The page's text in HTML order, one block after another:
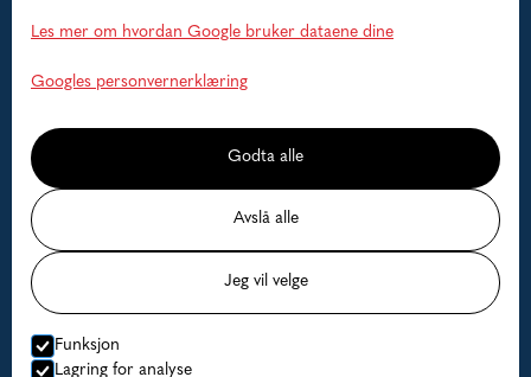
Les mer om hvordan Google bruker dataene dine
Googles personvernerklæring
Avslå alle
Jeg vil velge
Godta alle
Funksjon
Lagring for analyse
Båter
Hjelp
Faq
Kontakt oss
Ledige datoer
Priser